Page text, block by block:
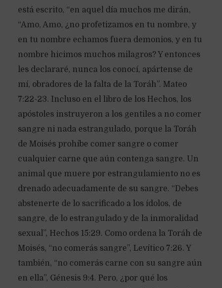
está escrito, “en aquel día muchos me dirán,
“Amo, Amo, ¿no profetizamos en tu nombre, y
en tu nombre echamos fuera demonios, y en tu
nombre hicimos muchos milagros? Y entonces
les declararé, nunca los conocí, apártense de
mí, obradores de la falta de la Toráh”. Mateo
7:22-23. Incluso en el libro de los Hechos, los
apóstoles instruyeron a los gentiles a no comer
sangre ni nada estrangulado, porque la Toráh
de Moisés prohíbe comer sangre o comer
cualquier carne que aún contenga sangre. Un
animal que muere por estrangulamiento no es
drenado adecuadamente de su sangre. “Debes
abstenerte de lo sacrificado a los ídolos, de
sangre, de lo estrangulado y de la inmoralidad
sexual”, Hechos 15:29. Como ordena la Toráh de
Moisés, “no comerás sangre”, Levítico 7:26. Y
también, “no comerás carne con su sangre aún
en ella”, Génesis 9:4. Pero, ¿por qué los